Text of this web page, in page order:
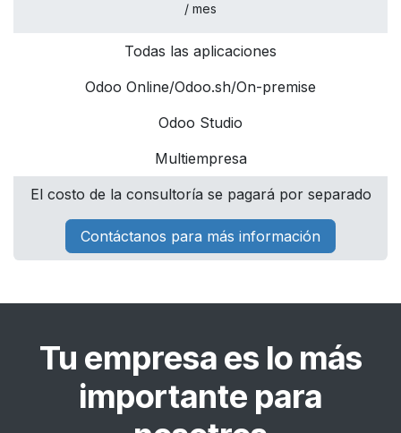
/ mes
Todas las aplicaciones
Odoo Online/Odoo.sh/On-premise
Odoo Studio
Multiempresa
El costo de la consultoría se pagará por separado
Contáctanos para más información
Tu empresa es lo más
importante para